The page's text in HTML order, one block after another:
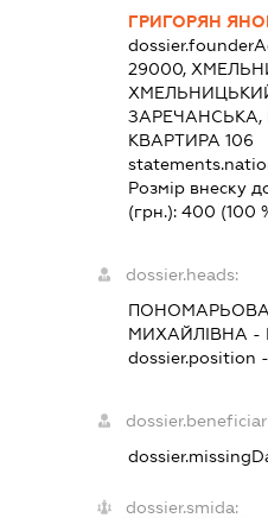
ГРИГОРЯН
29000,
ЗАРЕЧАНСЬКА,
КВАРТИРА 106
Розмір внеску
(грн.): 400 (100
dossier.heads:
МИХАЙЛІВНА -
dossier.position -
dossier.smida: